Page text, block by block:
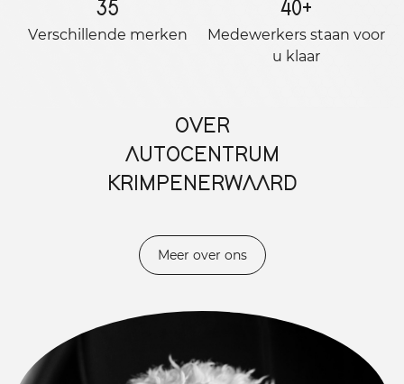
35
Verschillende merken
40+
Medewerkers staan ​​voor
u klaar
OVER
AUTOCENTRUM
KRIMPENERWAARD
Meer over ons